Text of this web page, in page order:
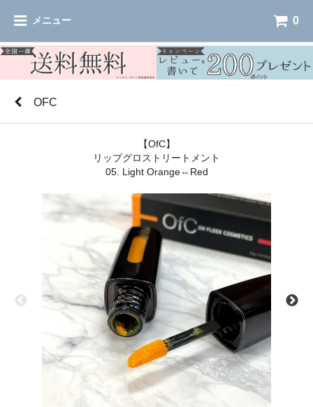
メニュー 0
OFC
【OfC】
リップグロストリートメント
05. Light Orange⇔Red